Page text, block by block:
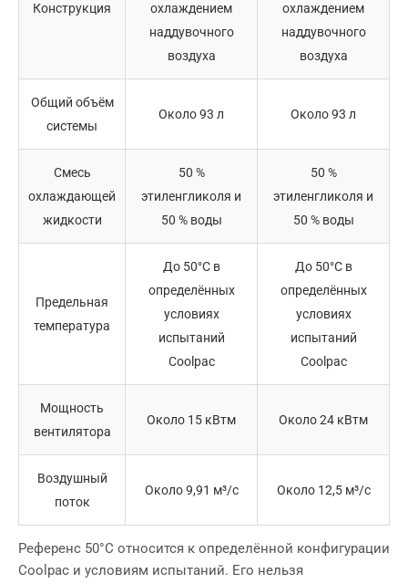
Конструкция
охлаждением
наддувочного
воздуха
охлаждением
наддувочного
воздуха
Общий объём
системы
Около 93 л Около 93 л
Смесь
охлаждающей
жидкости
50 %
этиленгликоля и
50 % воды
50 %
этиленгликоля и
50 % воды
Предельная
температура
До 50°C в
определённых
условиях
испытаний
Coolpac
До 50°C в
определённых
условиях
испытаний
Coolpac
Мощность
вентилятора
Около 15 кВтм Около 24 кВтм
Воздушный
поток
Около 9,91 м³/с Около 12,5 м³/с
Референс 50°C относится к определённой конфигурации
Coolpac и условиям испытаний. Его нельзя